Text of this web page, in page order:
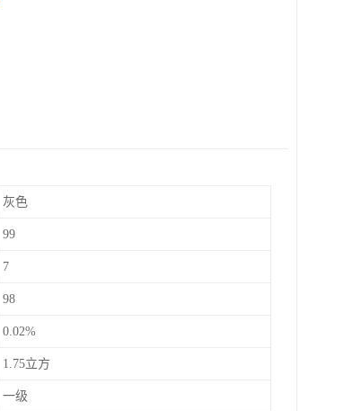
灰色
99
7
98
0.02%
1.75立方
一级